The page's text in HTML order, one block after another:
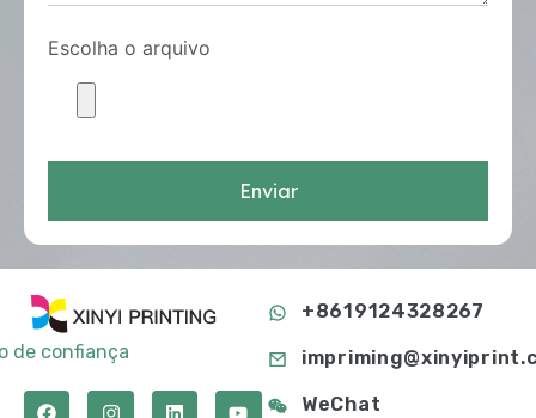
Escolha o arquivo
Enviar
de confiança
+8619124328267
WeChat